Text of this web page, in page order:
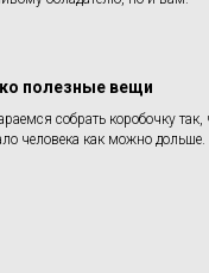
полезные вещи
собрать коробочку
человека как можно дольше.